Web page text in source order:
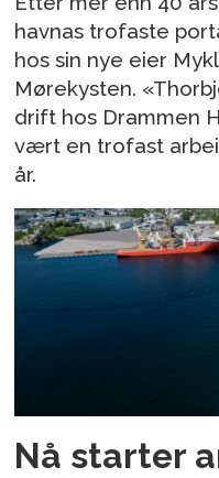
havnas trofaste
hos sin nye eier
Mørekysten.
drift hos Drammen
vært en trofast
år.
Nå starter